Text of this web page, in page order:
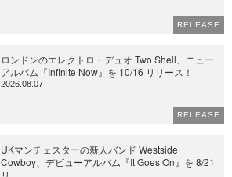
RELEASE
ロンドンのエレクトロ・デュオ Two Shell、ニュー
アルバム『Infinite Now』を 10/16 リリース！
2026.08.07
RELEASE
UKマンチェスターの新人バンド Westside
Cowboy、デビューアルバム『It Goes On』を 8/21